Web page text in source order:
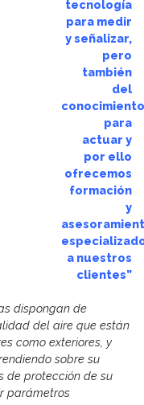
tecnología
para medir
y señalizar,
pero
también
del
conocimiento
para
actuar y
por ello
ofrecemos
formación
y
a nuestros
clientes”
dispongan de
del aire que están
como exteriores, y
sobre su
de protección de su
parámetros